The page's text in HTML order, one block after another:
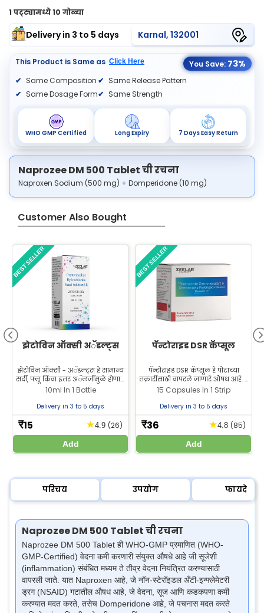
1 पट्ट्यामध्ये 10 गोळ्या
Delivery in 3 to 5 days Karnal, 132001
This Product is Same as Click Here You Save: 73%
Same Composition
Same Dosage Form
Same Release Pattern
Same Strength
WHO GMP Certified Long Expiry 7 Days Easy Return
Naprozee DM 500 Tablet ची रचना
Naproxen Sodium (500 mg) + Domperidone (10 mg)
Customer Also Bought
झेटोविन ऑक्सी अॅडल्ट्स
झेटोविन ऑक्सी - अॅडल्ट्स हे सामान्य
सर्दी, फ्लू किंवा इतर अॅलर्जीमुळे होणारी
नाकाची कोंडी किंवा बंद नाक कमी
नाकातील ड्रॉप्स औषध आहे.
10ml In 1 Bottle
Delivery in 3 to 5 days
₹15 ★4.9 (26)
Add
BEST SELLER
पॅन्टोराइड DSR कॅप्सूल
पॅन्टोराइड DSR कॅप्सूल हे पोटाच्या
तक्रारींसाठी वापरले जाणारे औषध आहे. हे
औषध आम्लपित्ताची लक्षणे कमी करून
पेप्टिक अल्सर बरे करण्यात मदत करते.
15 Capsules In 1 Strip
Delivery in 3 to 5 days
₹36 ★4.8 (85)
Add
BEST SELLER
परिचय उपयोग फायदे
Naprozee DM 500 Tablet ची रचना
Naprozee DM 500 Tablet ही WHO-GMP प्रमाणित (WHO-
GMP-Certified) वेदना कमी करणारी संयुक्‍त औषधे आहे जी सूजेशी
(inflammation) संबंधित मध्यम ते तीव्र वेदना नियंत्रित करण्यासाठी
वापरली जाते. यात Naproxen आहे, जे नॉन-स्टेरॉइडल अँटी-इन्फ्लेमेटरी
ड्रग (NSAID) गटातील औषध आहे, जे वेदना, सूज आणि कडकपणा कमी
करण्यात मदत करते, तसेच Domperidone आहे, जे पचनास मदत करते